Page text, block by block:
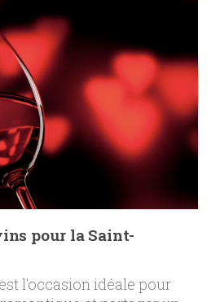
pour la Saint-
l'occasion idéale pour